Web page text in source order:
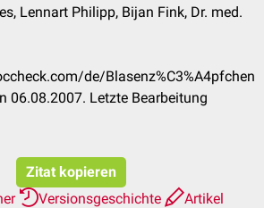
Lennart Philipp, Bijan Fink, Dr. med.
de/Blasenz%C3%A4pfchen
06.08.2007. Letzte Bearbeitung
Zitat kopieren
Versionsgeschichte
Artikel